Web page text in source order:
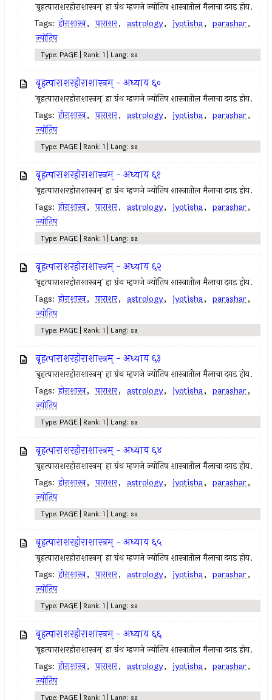
`बृहत्पाराशरहोराशास्त्रम्` हा ग्रंथ म्हणजे ज्योतिष शास्त्रातील मैलाचा दगड होय.
Tags: होराशास्त्र, पाराशर, astrology, jyotisha, parashar,
ज्योतिष
Type: PAGE | Rank: 1 | Lang: sa
बृहत्पाराशरहोराशास्त्रम् - अध्याय ६०
`बृहत्पाराशरहोराशास्त्रम्` हा ग्रंथ म्हणजे ज्योतिष शास्त्रातील मैलाचा दगड होय.
Tags: होराशास्त्र, पाराशर, astrology, jyotisha, parashar,
ज्योतिष
Type: PAGE | Rank: 1 | Lang: sa
बृहत्पाराशरहोराशास्त्रम् - अध्याय ६१
`बृहत्पाराशरहोराशास्त्रम्` हा ग्रंथ म्हणजे ज्योतिष शास्त्रातील मैलाचा दगड होय.
Tags: होराशास्त्र, पाराशर, astrology, jyotisha, parashar,
ज्योतिष
Type: PAGE | Rank: 1 | Lang: sa
बृहत्पाराशरहोराशास्त्रम् - अध्याय ६२
`बृहत्पाराशरहोराशास्त्रम्` हा ग्रंथ म्हणजे ज्योतिष शास्त्रातील मैलाचा दगड होय.
Tags: होराशास्त्र, पाराशर, astrology, jyotisha, parashar,
ज्योतिष
Type: PAGE | Rank: 1 | Lang: sa
बृहत्पाराशरहोराशास्त्रम् - अध्याय ६३
`बृहत्पाराशरहोराशास्त्रम्` हा ग्रंथ म्हणजे ज्योतिष शास्त्रातील मैलाचा दगड होय.
Tags: होराशास्त्र, पाराशर, astrology, jyotisha, parashar,
ज्योतिष
Type: PAGE | Rank: 1 | Lang: sa
बृहत्पाराशरहोराशास्त्रम् - अध्याय ६४
`बृहत्पाराशरहोराशास्त्रम्` हा ग्रंथ म्हणजे ज्योतिष शास्त्रातील मैलाचा दगड होय.
Tags: होराशास्त्र, पाराशर, astrology, jyotisha, parashar,
ज्योतिष
Type: PAGE | Rank: 1 | Lang: sa
बृहत्पाराशरहोराशास्त्रम् - अध्याय ६५
`बृहत्पाराशरहोराशास्त्रम्` हा ग्रंथ म्हणजे ज्योतिष शास्त्रातील मैलाचा दगड होय.
Tags: होराशास्त्र, पाराशर, astrology, jyotisha, parashar,
ज्योतिष
Type: PAGE | Rank: 1 | Lang: sa
बृहत्पाराशरहोराशास्त्रम् - अध्याय ६६
`बृहत्पाराशरहोराशास्त्रम्` हा ग्रंथ म्हणजे ज्योतिष शास्त्रातील मैलाचा दगड होय.
Tags: होराशास्त्र, पाराशर, astrology, jyotisha, parashar,
ज्योतिष
Type: PAGE | Rank: 1 | Lang: sa